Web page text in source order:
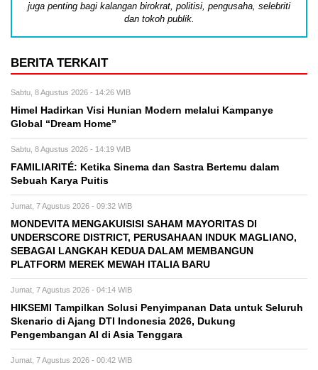
juga penting bagi kalangan birokrat, politisi, pengusaha, selebriti
dan tokoh publik.
BERITA TERKAIT
Sabtu, 8 Agustus 2026 - 14:26 WIB
Himel Hadirkan Visi Hunian Modern melalui Kampanye
Global “Dream Home”
Sabtu, 8 Agustus 2026 - 14:19 WIB
FAMILIARITÉ: Ketika Sinema dan Sastra Bertemu dalam
Sebuah Karya Puitis
Jumat, 7 Agustus 2026 - 09:32 WIB
MONDEVITA MENGAKUISISI SAHAM MAYORITAS DI
UNDERSCORE DISTRICT, PERUSAHAAN INDUK MAGLIANO,
SEBAGAI LANGKAH KEDUA DALAM MEMBANGUN
PLATFORM MEREK MEWAH ITALIA BARU
Jumat, 7 Agustus 2026 - 04:14 WIB
HIKSEMI Tampilkan Solusi Penyimpanan Data untuk Seluruh
Skenario di Ajang DTI Indonesia 2026, Dukung
Pengembangan AI di Asia Tenggara
Jumat, 7 Agustus 2026 - 00:42 WIB